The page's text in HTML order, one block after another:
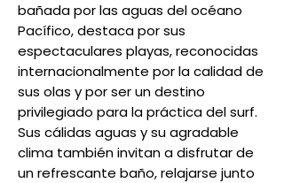
bañada por las aguas del océano
Pacífico, destaca por sus
espectaculares playas, reconocidas
internacionalmente por la calidad de
sus olas y por ser un destino
privilegiado para la práctica del surf.
Sus cálidas aguas y su agradable
clima también invitan a disfrutar de
un refrescante baño, relajarse junto